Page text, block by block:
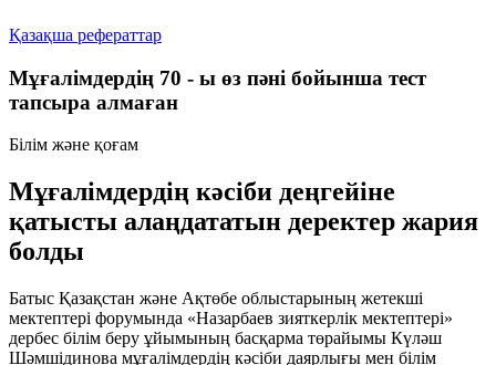
Қазақша рефераттар
Мұғалімдердің 70 - ы өз пәні бойынша тест
тапсыра алмаған
Білім және қоғам
Мұғалімдердің кәсіби деңгейіне
қатысты алаңдататын деректер жария
болды
Батыс Қазақстан және Ақтөбе облыстарының жетекші
мектептері форумында «Назарбаев зияткерлік мектептері»
дербес білім беру ұйымының басқарма төрайымы Күләш
Шәмшідинова мұғалімдердің кәсіби даярлығы мен білім